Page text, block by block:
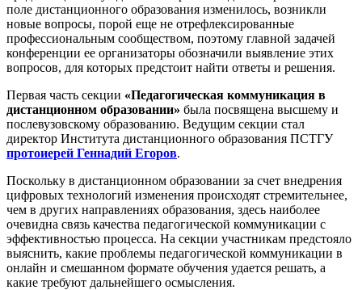
поле дистанционного образования изменилось, возникли
новые вопросы, порой еще не отрефлексированные
профессиональным сообществом, поэтому главной задачей
конференции ее организаторы обозначили выявление этих
вопросов, для которых предстоит найти ответы и решения.
Первая часть секции «Педагогическая коммуникация в
дистанционном образовании» была посвящена высшему и
послевузовскому образованию. Ведущим секции стал
директор Института дистанционного образования ПСТГУ
протоиерей Геннадий Егоров.
Поскольку в дистанционном образовании за счет внедрения
цифровых технологий изменения происходят стремительнее,
чем в других направлениях образования, здесь наиболее
очевидна связь качества педагогической коммуникации с
эффективностью процесса. На секции участникам предстояло
выяснить, какие проблемы педагогической коммуникации в
онлайн и смешанном формате обучения удается решать, а
какие требуют дальнейшего осмысления.